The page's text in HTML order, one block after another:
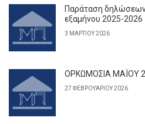
Παράταση
εξαμήνου 2025-2026
3 ΜΑΡΤΊΟΥ 2026
ΟΡΚΩΜΟΣΙΑ ΜΑΪΟΥ
27 ΦΕΒΡΟΥΑΡΊΟΥ 2026